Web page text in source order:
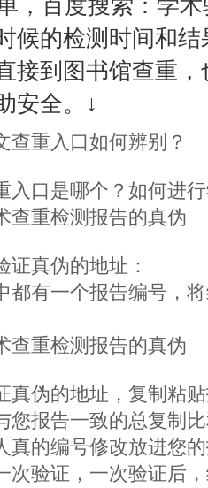
，百度搜索：学
候的检测时间和
接到图书馆查重
安全。↓
查重入口如何辨别？
入口是哪个？如何进
查重检测报告的真伪
证真伪的地址：
都有一个报告编号，
查重检测报告的真伪
真伪的地址，复制粘
您报告一致的总复制
真的编号修改放进您
次验证，一次验证后